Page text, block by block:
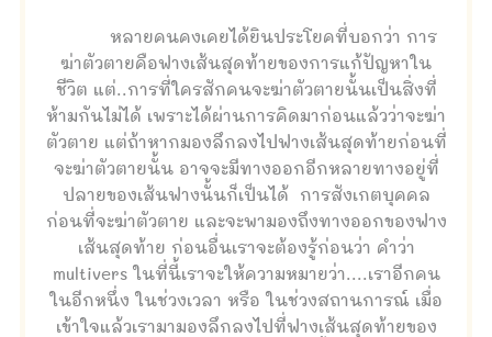
หลายคนคงเคยได้ยินประโยคที่บอกว่า การ
ฆ่าตัวตายคือฟางเส้นสุดท้ายของการแก้ปัญหาใน
ชีวิต แต่..การที่ใครสักคนจะฆ่าตัวตายนั้นเป็นสิ่งที่
ห้ามกันไม่ได้ เพราะได้ผ่านการคิดมาก่อนแล้วว่าจะฆ่า
ตัวตาย แต่ถ้าหากมองลึกลงไปฟางเส้นสุดท้ายก่อนที่
จะฆ่าตัวตายนั้น อาจจะมีทางออกอีกหลายทางอยู่ที่
ปลายของเส้นฟางนั้นก็เป็นได้ การสังเกตบุคคล
ก่อนที่จะฆ่าตัวตาย และจะพามองถึงทางออกของฟาง
เส้นสุดท้าย ก่อนอื่นเราจะต้องรู้ก่อนว่า คำว่า
multivers ในที่นี้เราจะให้ความหมายว่า....เราอีกคน
ในอีกหนึ่ง ในช่วงเวลา หรือ ในช่วงสถานการณ์ เมื่อ
เข้าใจแล้วเรามามองลึกลงไปที่ฟางเส้นสุดท้ายของ